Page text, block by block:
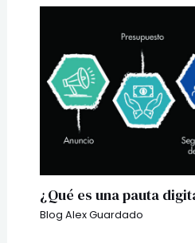
¿Qué es una pauta
Blog Alex Guardado